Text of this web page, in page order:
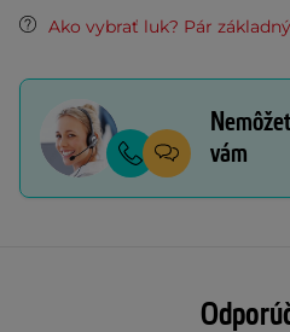
Ako vybrať luk? Pár
vám